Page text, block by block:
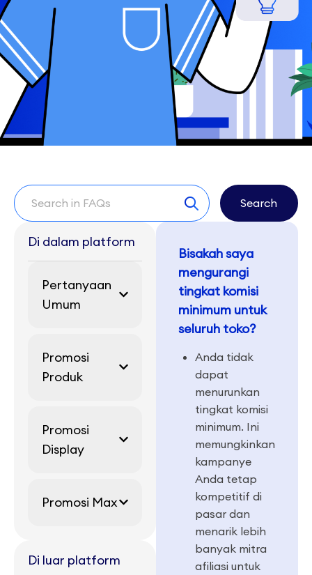
Search
Di dalam platform
Pertanyaan
Umum
Promosi
Produk
Promosi
Display
Promosi Max
Di luar platform
Bisakah saya
mengurangi
tingkat komisi
minimum untuk
seluruh toko?
Anda tidak
dapat
menurunkan
tingkat komisi
minimum. Ini
memungkinkan
kampanye
Anda tetap
kompetitif di
pasar dan
menarik lebih
banyak mitra
afiliasi untuk